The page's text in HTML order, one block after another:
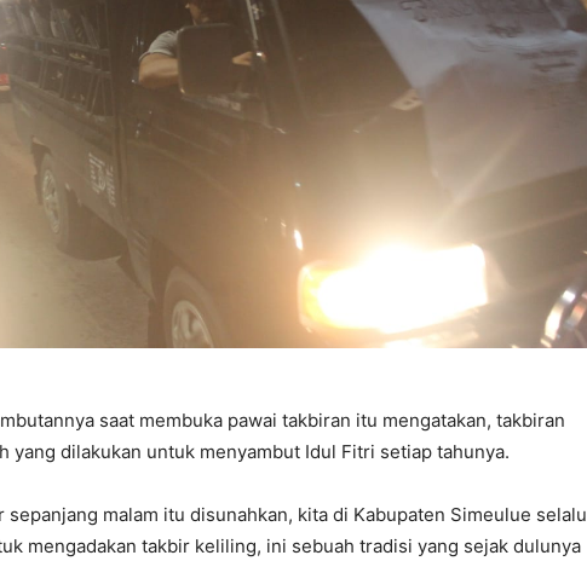
saat membuka pawai takbiran itu mengatakan, takbiran
yang dilakukan untuk menyambut Idul Fitri setiap tahunya.
sepanjang malam itu disunahkan, kita di Kabupaten Simeulue selalu
mengadakan takbir keliling, ini sebuah tradisi yang sejak dulunya